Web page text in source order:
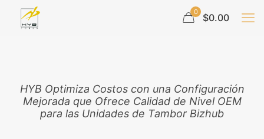
0 $0.00
HYB Optimiza Costos con una Configuración
Mejorada que Ofrece Calidad de Nivel OEM
para las Unidades de Tambor Bizhub